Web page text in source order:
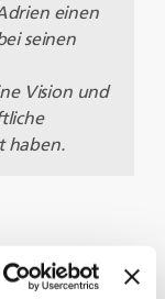
einen
seinen
Vision und
haben.